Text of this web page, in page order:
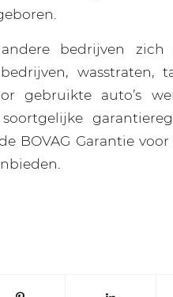
bedrijven zich
wasstraten,
gebruikte auto’s
BOVAG Garantie